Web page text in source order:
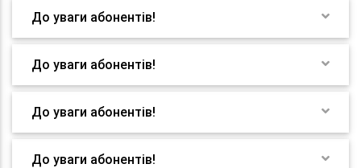
До уваги абонентів!
До уваги абонентів!
До уваги абонентів!
До уваги абонентів!